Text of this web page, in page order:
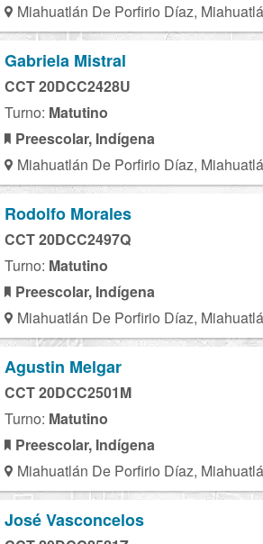
Miahuatlán De Porfirio Díaz,
Gabriela Mistral
CCT 20DCC2428U
Turno: Matutino
Preescolar, Indígena
Miahuatlán De Porfirio Díaz,
Rodolfo Morales
CCT 20DCC2497Q
Turno: Matutino
Preescolar, Indígena
Miahuatlán De Porfirio Díaz,
Agustin Melgar
CCT 20DCC2501M
Turno: Matutino
Preescolar, Indígena
Miahuatlán De Porfirio Díaz,
José Vasconcelos